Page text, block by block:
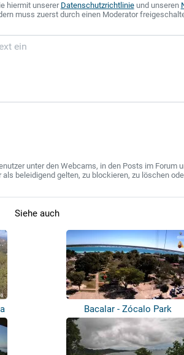
hiermit unserer Datenschutzrichtlinieund unseren
muss zuerst durch einen Moderator
unter den Webcams, in den Posts im Forum
beleidigend gelten, zu blockieren, zu löschen
Siehe auch
Bacalar - Zócalo Park